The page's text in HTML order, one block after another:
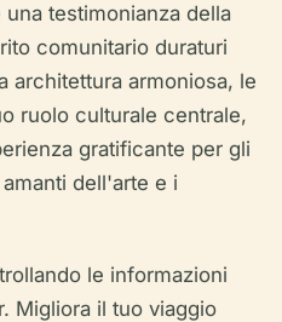
una testimonianza della
comunitario duraturi
architettura armoniosa, le
ruolo culturale centrale,
gratificante per gli
dell'arte e i
le informazioni
Migliora il tuo viaggio